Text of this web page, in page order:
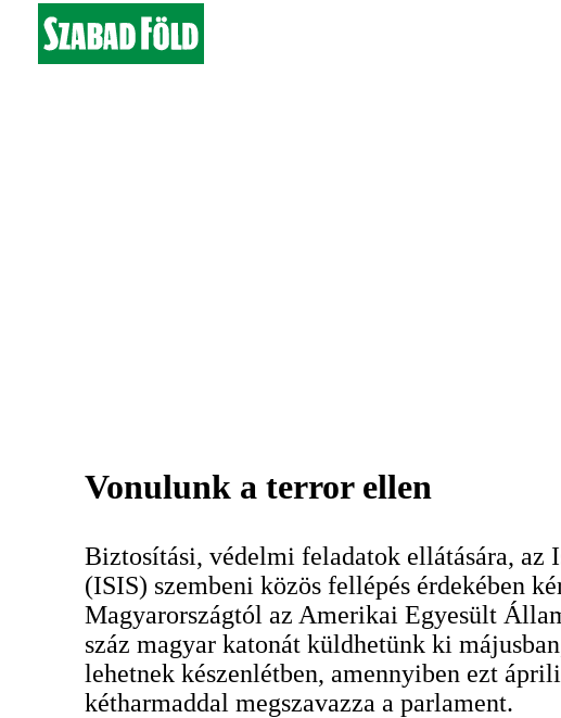
Vonulunk a terror ellen
Biztosítási, védelmi feladatok ellátására, az
(ISIS) szembeni közös fellépés érdekében
Magyarországtól az Amerikai Egyesült
száz magyar katonát küldhetünk ki
lehetnek készenlétben, amennyiben ezt
kétharmaddal megszavazza a parlament.